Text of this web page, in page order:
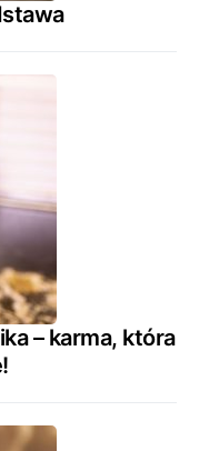
– karma, która